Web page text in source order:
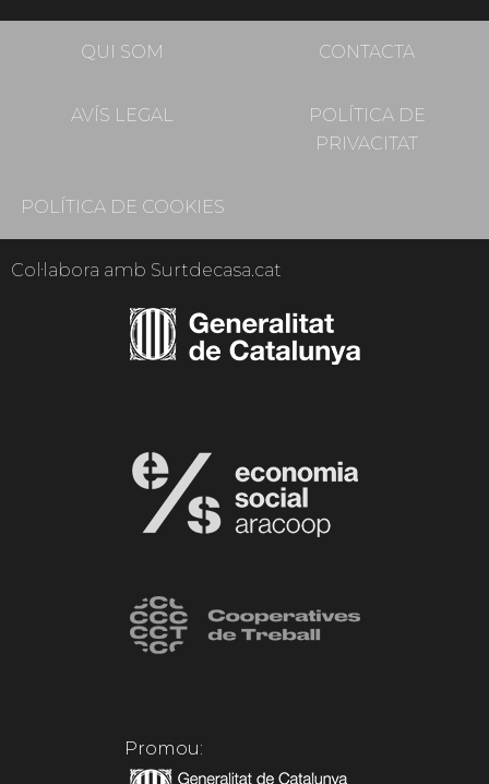
QUI SOM CONTACTA
AVÍS LEGAL
POLÍTICA DE
PRIVACITAT
POLÍTICA DE COOKIES
Col·labora amb Surtdecasa.cat
Promou: